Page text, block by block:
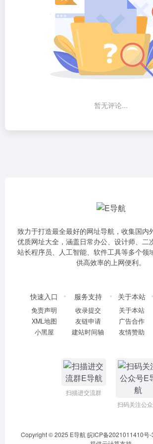
暂无评论...
致力于打造最全最好的网址导航，收集国内
优质网址大全，涵盖日常办公、设计师、二
站长程序员、人工智能、软件工具等多个领
供高效率的上网便利。
快速入口
免责声明
XML地图
小黑屋
服务支持
收录提交
友链申请
建站时间轴
关于本站
关于本站
广告合作
友情赞助
扫描进交流群
扫码关注公
Copyright © 2025 E导航皖ICP备2021011410号-